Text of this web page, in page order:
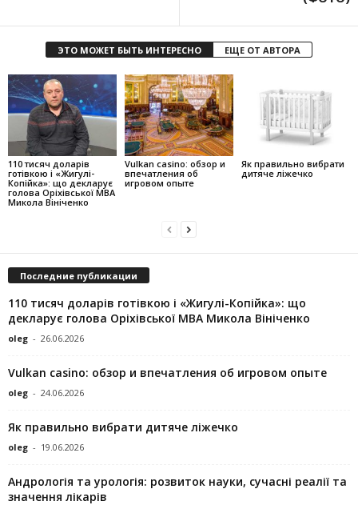
ЭТО МОЖЕТ БЫТЬ ИНТЕРЕСНО ЕЩЕ ОТ АВТОРА
110 тисяч доларів
готівкою і «Жигулі-
Копійка»: що декларує
голова Оріхівської МВА
Микола Вініченко
Vulkan casino: обзор и
впечатления об
игровом опыте
Як правильно вибрати
дитяче ліжечко
Последние публикации
110 тисяч доларів готівкою і «Жигулі-Копійка»: що
декларує голова Оріхівської МВА Микола Вініченко
oleg - 26.06.2026
Vulkan casino: обзор и впечатления об игровом опыте
oleg - 24.06.2026
Як правильно вибрати дитяче ліжечко
oleg - 19.06.2026
Андрологія та урологія: розвиток науки, сучасні реалії та
значення лікарів